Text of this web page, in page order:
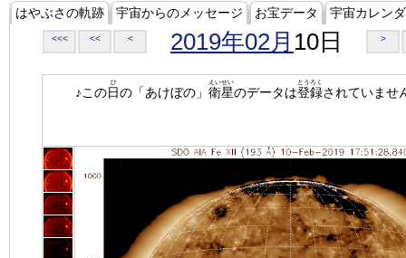
はやぶさの軌跡 宇宙からのメッセージ お宝データ 宇宙カレン
<<< << < 2019年02月 10日 >
♪この日
ひ
の「あけぼの」 衛星
えいせい
のデータは登録
とうろく
されていませ